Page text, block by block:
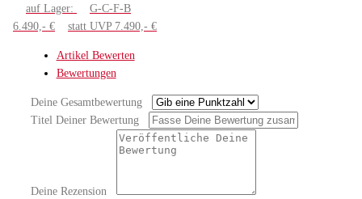
auf Lager:
G-C-F-B
6.490,- €
statt UVP 7.490,- €
Artikel Bewerten
Bewertungen
Deine Gesamtbewertung
Titel Deiner Bewertung
Deine Rezension